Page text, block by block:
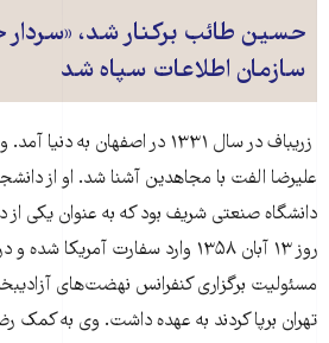
حسین طائب برکنار شد،
سازمان اطلاعات سپاه شد
علیرضا الفت با مجاهدین آشنا شد. او از
دانشگاه صنعتی شریف بود که به عنوان یکی از
روز ۱۳ آبان ۱۳۵۸ وارد سفارت
مسئولیت برگزاری کنفرانس نهضت‌های
تهران برپا کردند به عهده داشت. وی به کمک